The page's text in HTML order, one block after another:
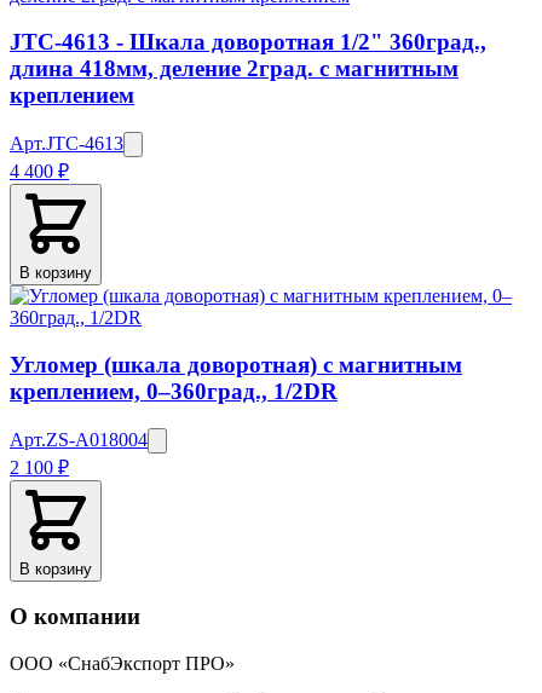
JTC-4613 - Шкала доворотная 1/2" 360град.,
длина 418мм, деление 2град. с магнитным
креплением
Арт.JTC-4613
4 400 ₽
В корзину
Угломер (шкала доворотная) с магнитным
креплением, 0–360град., 1/2DR
Арт.ZS-A018004
2 100 ₽
В корзину
О компании
ООО «СнабЭкспорт ПРО»